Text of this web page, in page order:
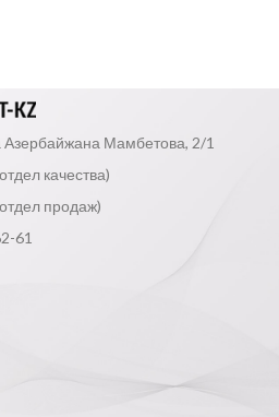
Азербайжана Мамбетова, 2/1
качества)
продаж)
61